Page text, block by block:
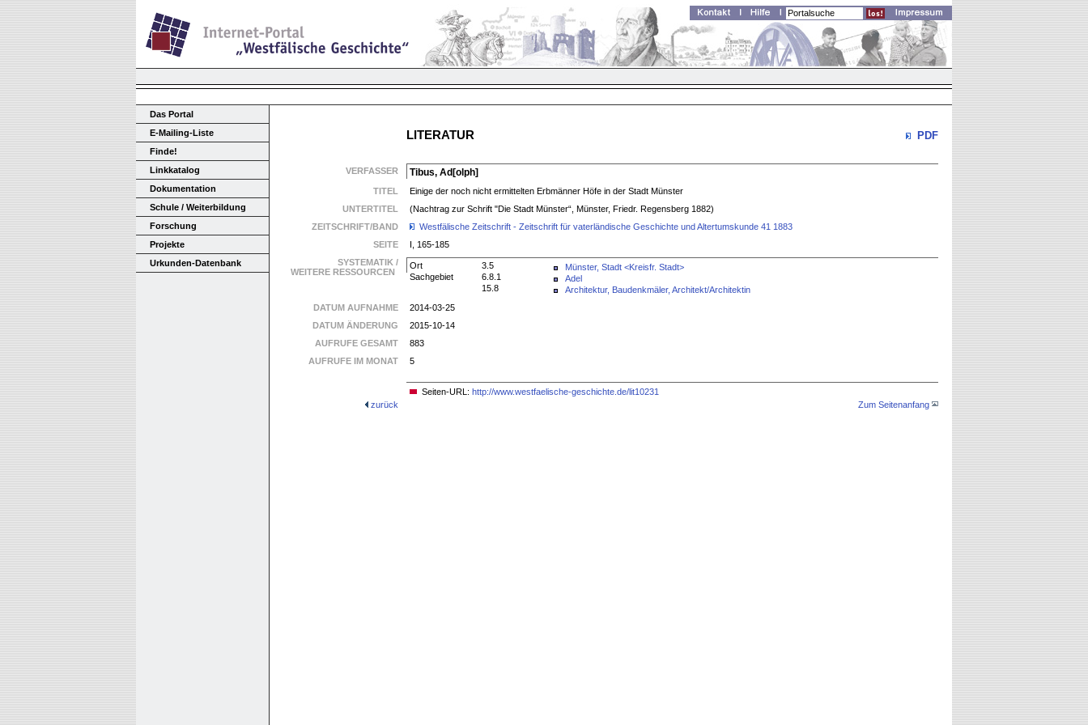
Das Portal
E-Mailing-Liste
Finde!
Linkkatalog
Dokumentation
Schule / Weiterbildung
Forschung
Projekte
Urkunden-Datenbank
LITERATUR PDF
VERFASSER Tibus, Ad[olph]
TITEL
Einige der noch nicht ermittelten Erbmänner Höfe in der Stadt Münster
UNTERTITEL
(Nachtrag zur Schrift "Die Stadt Münster“, Münster, Friedr. Regensberg 1882)
ZEITSCHRIFT/BAND
Westfälische Zeitschrift - Zeitschrift für vaterländische Geschichte und Altertumskunde 41 1883
SEITE
I, 165-185
SYSTEMATIK /
WEITERE RESSOURCEN
Ort 3.5
Münster, Stadt <Kreisfr. Stadt>
Sachgebiet
6.8.1
Adel
15.8
Architektur, Baudenkmäler, Architekt/Architektin
DATUM AUFNAHME
2014-03-25
DATUM ÄNDERUNG
2015-10-14
AUFRUFE GESAMT
883
AUFRUFE IM MONAT
5
Seiten-URL: http://www.westfaelische-geschichte.de/lit10231
zurück
Zum Seitenanfang